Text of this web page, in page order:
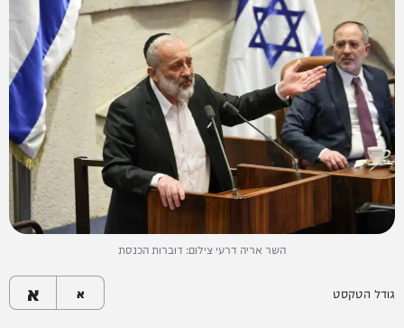
השר אריה דרעי צילום: דוברות הכנסת
גודל הטקסט א א